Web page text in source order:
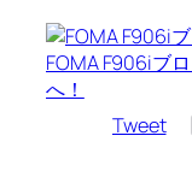
FOMA F906iブ
へ！
Tweet